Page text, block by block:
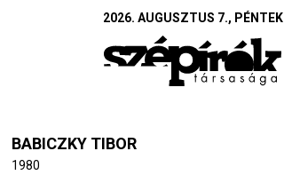
2026. AUGUSZTUS 7., PÉNTEK
BABICZKY TIBOR
1980